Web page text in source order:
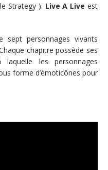
Strategy ). Live A Liveest
sept personnages vivants
chapitre possède ses
les personnages
forme d’émoticônes pour